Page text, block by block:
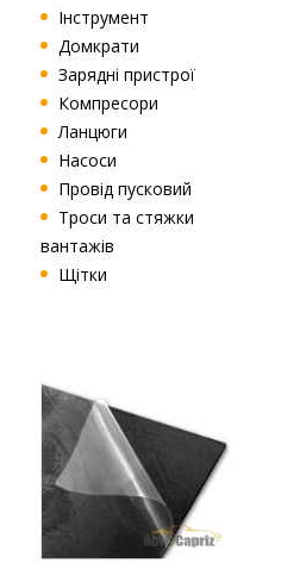
Інструмент
Домкрати
Зарядні пристрої
Компресори
Ланцюги
Насоси
Провід пусковий
Троси та стяжки
вантажів
Щітки